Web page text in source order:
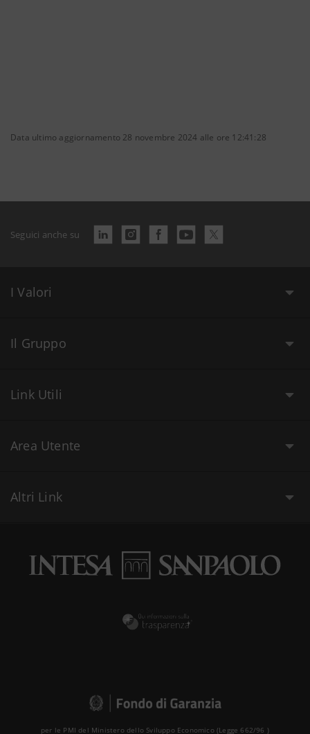
Data ultimo aggiornamento 28 novembre 2024 alle ore 12:41:28
Seguici anche su
I Valori
Il Gruppo
Link Utili
Area Utente
Altri Link
per le PMI del Ministero dello Sviluppo Economico (Legge 662/96 )